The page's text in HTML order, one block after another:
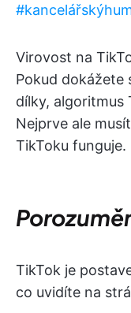
Virovost na
Pokud dokážete
dílky, algoritmus
Nejprve ale
TikToku funguje.
TikTok je
co uvidíte na